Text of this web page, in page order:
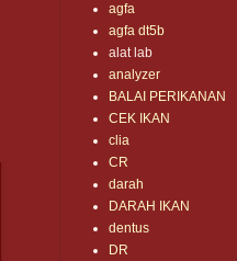
agfa
agfa dt5b
alat lab
analyzer
BALAI PERIKANAN
CEK IKAN
clia
CR
darah
DARAH IKAN
dentus
DR